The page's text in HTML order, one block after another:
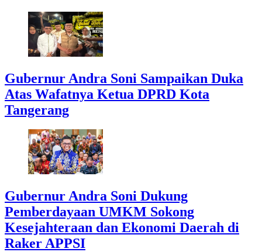
Gubernur Andra Soni Sampaikan Duka
Atas Wafatnya Ketua DPRD Kota
Tangerang
Gubernur Andra Soni Dukung
Pemberdayaan UMKM Sokong
Kesejahteraan dan Ekonomi Daerah di
Raker APPSI